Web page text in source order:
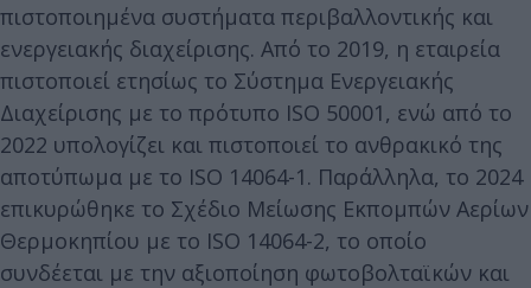
πιστοποιημένα συστήματα περιβαλλοντικής και
ενεργειακής διαχείρισης. Από το 2019, η εταιρεία
πιστοποιεί ετησίως το Σύστημα Ενεργειακής
Διαχείρισης με το πρότυπο ISO 50001, ενώ από το
2022 υπολογίζει και πιστοποιεί το ανθρακικό της
αποτύπωμα με το ISO 14064-1. Παράλληλα, το 2024
επικυρώθηκε το Σχέδιο Μείωσης Εκπομπών Αερίων
Θερμοκηπίου με το ISO 14064-2, το οποίο
συνδέεται με την αξιοποίηση φωτοβολταϊκών και